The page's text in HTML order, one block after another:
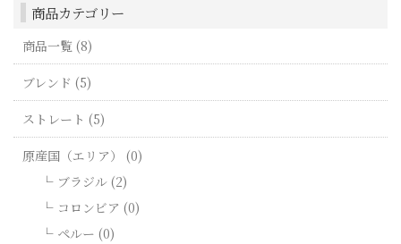
商品カテゴリー
商品一覧 (8)
ブレンド (5)
ストレート (5)
原産国（エリア） (0)
ブラジル (2)
コロンビア (0)
ペルー (0)